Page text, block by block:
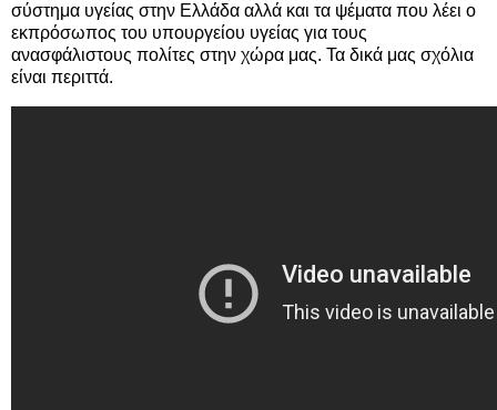
σύστημα υγείας στην Ελλάδα αλλά και τα ψέματα που λέει ο
εκπρόσωπος του υπουργείου υγείας για τους
ανασφάλιστους πολίτες στην χώρα μας. Τα δικά μας σχόλια
είναι περιττά.